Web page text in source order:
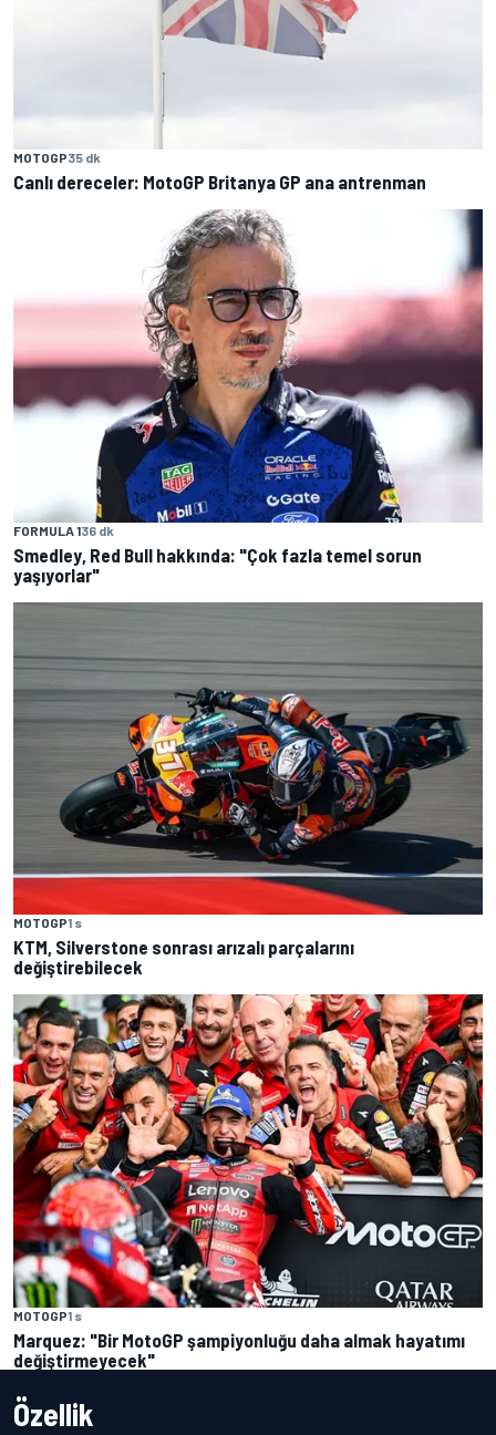
MOTOGP35 dk
Canlı dereceler: MotoGP Britanya GP ana antrenman
FORMULA 136 dk
Smedley, Red Bull hakkında: "Çok fazla temel sorun
yaşıyorlar"
MOTOGP1 s
KTM, Silverstone sonrası arızalı parçalarını
değiştirebilecek
MOTOGP1 s
Marquez: "Bir MotoGP şampiyonluğu daha almak hayatımı
değiştirmeyecek"
Özellik